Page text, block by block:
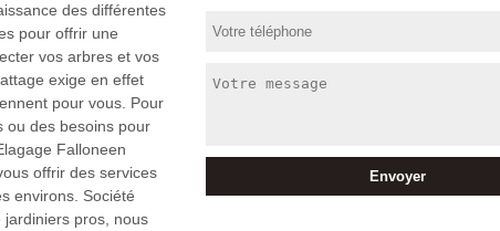
des différentes
pour offrir une
vos arbres et vos
exige en effet
pour vous. Pour
ou des besoins pour
Falloneen
offrir des services
environs. Société
pros, nous